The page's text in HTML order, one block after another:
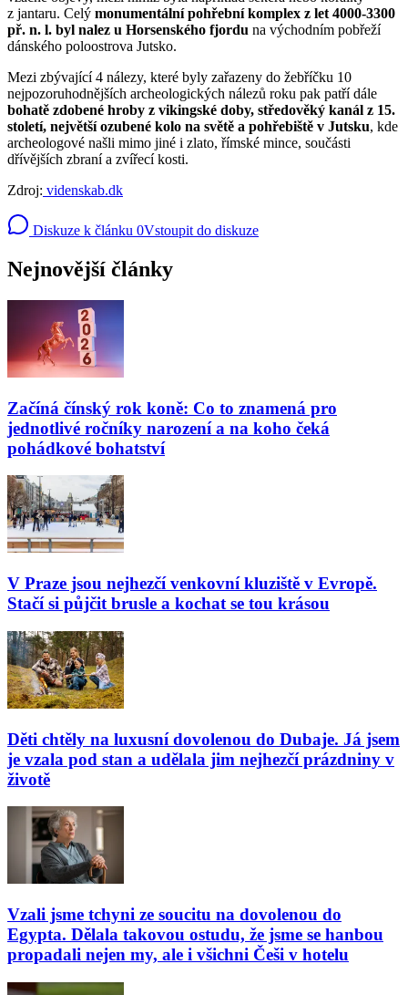
z jantaru. Celý monumentální pohřební komplex z let 4000-3300
př. n. l. byl nalez u Horsenského fjordu na východním pobřeží
dánského poloostrova Jutsko.
Mezi zbývající 4 nálezy, které byly zařazeny do žebříčku 10
nejpozoruhodnějších archeologických nálezů roku pak patří dále
bohatě zdobené hroby z vikingské doby, středověký kanál z 15.
století, největší ozubené kolo na světě a pohřebiště v Jutsku, kde
archeologové našli mimo jiné i zlato, římské mince, součásti
dřívějších zbraní a zvířecí kosti.
Zdroj: videnskab.dk
Diskuze k článku 0Vstoupit do diskuze
Nejnovější články
Začíná čínský rok koně: Co to znamená pro
jednotlivé ročníky narození a na koho čeká
pohádkové bohatství
V Praze jsou nejhezčí venkovní kluziště v Evropě.
Stačí si půjčit brusle a kochat se tou krásou
Děti chtěly na luxusní dovolenou do Dubaje. Já jsem
je vzala pod stan a udělala jim nejhezčí prázdniny v
životě
Vzali jsme tchyni ze soucitu na dovolenou do
Egypta. Dělala takovou ostudu, že jsme se hanbou
propadali nejen my, ale i všichni Češi v hotelu